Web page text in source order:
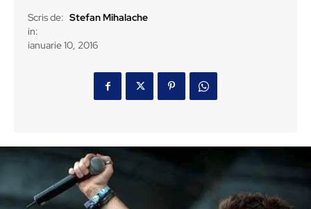
Scris de: Stefan Mihalache
in:
ianuarie 10, 2016